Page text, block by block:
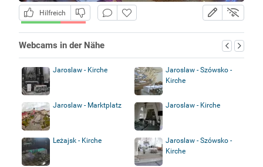
Hilfreich
Webcams in der Nähe
Jaroslaw - Kirche
Jaroslaw - Szówsko -
Kirche
Jaroslaw - Marktplatz Jaroslaw - Kirche
Leżajsk - Kirche
Jaroslaw - Szówsko -
Kirche